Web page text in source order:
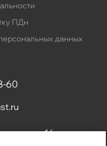
ПДн
данных
60
д. 16